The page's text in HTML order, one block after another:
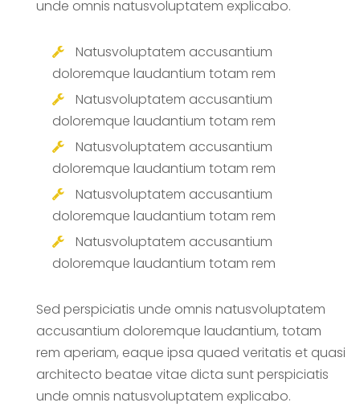
unde omnis natusvoluptatem explicabo.
Natusvoluptatem accusantium
doloremque laudantium totam rem
Natusvoluptatem accusantium
doloremque laudantium totam rem
Natusvoluptatem accusantium
doloremque laudantium totam rem
Natusvoluptatem accusantium
doloremque laudantium totam rem
Natusvoluptatem accusantium
doloremque laudantium totam rem
Sed perspiciatis unde omnis natusvoluptatem
accusantium doloremque laudantium, totam
rem aperiam, eaque ipsa quaed veritatis et quasi
architecto beatae vitae dicta sunt perspiciatis
unde omnis natusvoluptatem explicabo.